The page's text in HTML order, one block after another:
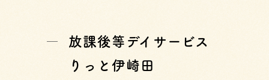
放課後等デイサービス
りっと伊崎田